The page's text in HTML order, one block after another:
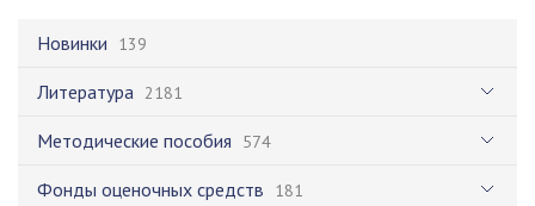
Новинки 139
Литература 2181
Методические пособия 574
Фонды оценочных средств 181